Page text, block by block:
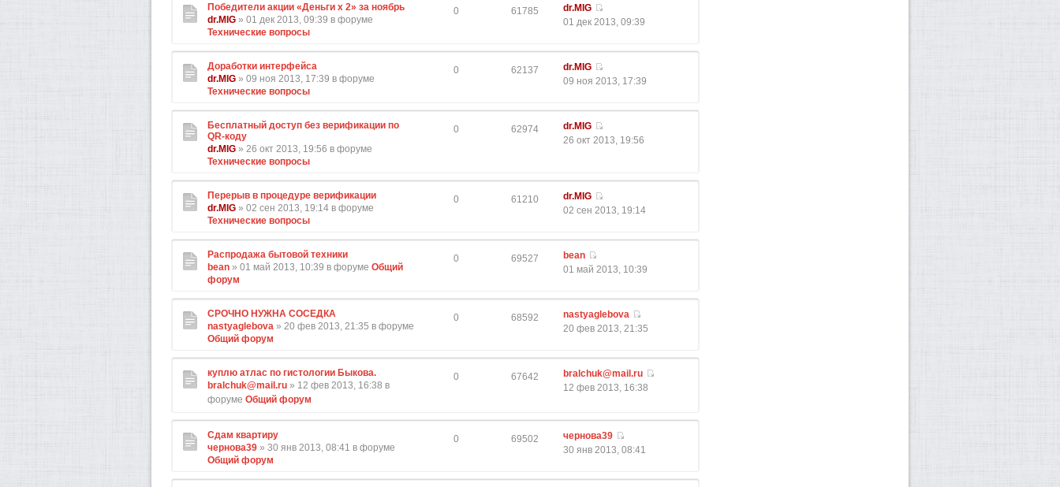
Победители акции «Деньги х 2» за ноябрь
dr.MIG » 01 дек 2013, 09:39 в форуме
Технические вопросы
0 61785
dr.MIG
01 дек 2013, 09:39
Доработки интерфейса
dr.MIG » 09 ноя 2013, 17:39 в форуме
Технические вопросы
0 62137
dr.MIG
09 ноя 2013, 17:39
Бесплатный доступ без верификации по
QR-коду
dr.MIG » 26 окт 2013, 19:56 в форуме
Технические вопросы
0 62974
dr.MIG
26 окт 2013, 19:56
Перерыв в процедуре верификации
dr.MIG » 02 сен 2013, 19:14 в форуме
Технические вопросы
0 61210
dr.MIG
02 сен 2013, 19:14
Распродажа бытовой техники
bean » 01 май 2013, 10:39 в форуме Общий
форум
0 69527
bean
01 май 2013, 10:39
СРОЧНО НУЖНА СОСЕДКА
nastyaglebova » 20 фев 2013, 21:35 в форуме
Общий форум
0 68592
nastyaglebova
20 фев 2013, 21:35
куплю атлас по гистологии Быкова.
bralchuk@mail.ru » 12 фев 2013, 16:38 в
форуме Общий форум
0 67642
bralchuk@mail.ru
12 фев 2013, 16:38
Сдам квартиру
чернова39 » 30 янв 2013, 08:41 в форуме
Общий форум
0 69502
чернова39
30 янв 2013, 08:41